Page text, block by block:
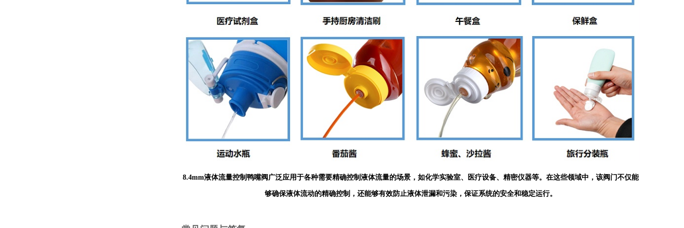
8.4mm液体流量控制鸭嘴阀广泛应用于各种需要精确控制液体流量的场景，如化学实验室、医疗设备、精密仪器等。在这些领域中，该阀门不仅能
够确保液体流动的精确控制，还能够有效防止液体泄漏和污染，保证系统的安全和稳定运行。